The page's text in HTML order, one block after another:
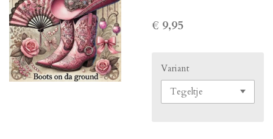
€ 9,95
Variant